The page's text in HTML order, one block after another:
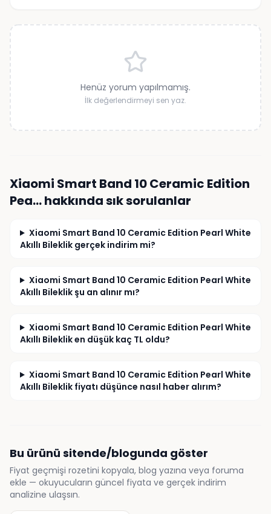
Henüz yorum yapılmamış.
İlk değerlendirmeyi sen yaz.
Xiaomi Smart Band 10 Ceramic Edition
Pea…hakkında sık sorulanlar
Xiaomi Smart Band 10 Ceramic Edition Pearl White
Akıllı Bileklik gerçek indirim mi?
Xiaomi Smart Band 10 Ceramic Edition Pearl White
Akıllı Bileklik şu an alınır mı?
Xiaomi Smart Band 10 Ceramic Edition Pearl White
Akıllı Bileklik en düşük kaç TL oldu?
Xiaomi Smart Band 10 Ceramic Edition Pearl White
Akıllı Bileklik fiyatı düşünce nasıl haber alırım?
Bu ürünü sitende/blogunda göster
Fiyat geçmişi rozetini kopyala, blog yazına veya foruma
ekle — okuyucuların güncel fiyata ve gerçek indirim
analizine ulaşsın.